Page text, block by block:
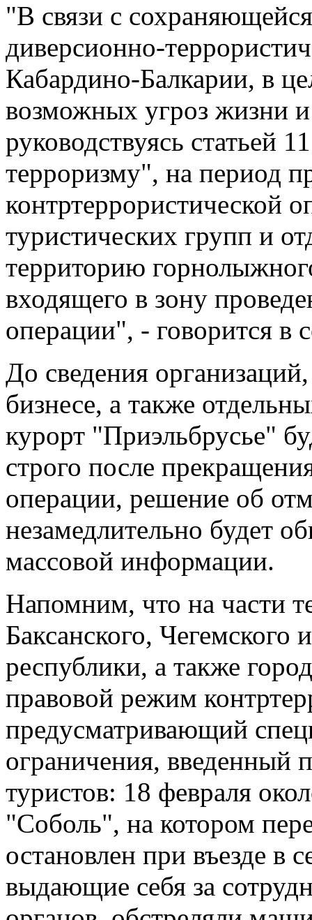
"В связи с
диверсионно-
Кабардино-Балкарии, в
возможных угроз жизни
руководствуясь статьей
терроризму", на период
контртеррористической
туристических групп и
территорию
входящего в зону
операции", - говорится в
До сведения
бизнесе, а также
курорт "Приэльбрусье"
строго после
операции, решение об
незамедлительно будет
массовой информации.
Напомним, что на части
Баксанского, Чегемского
республики, а также
правовой режим
предусматривающий
ограничения, введенный
туристов: 18 февраля
"Соболь", на котором
остановлен при въезде в
выдающие себя за